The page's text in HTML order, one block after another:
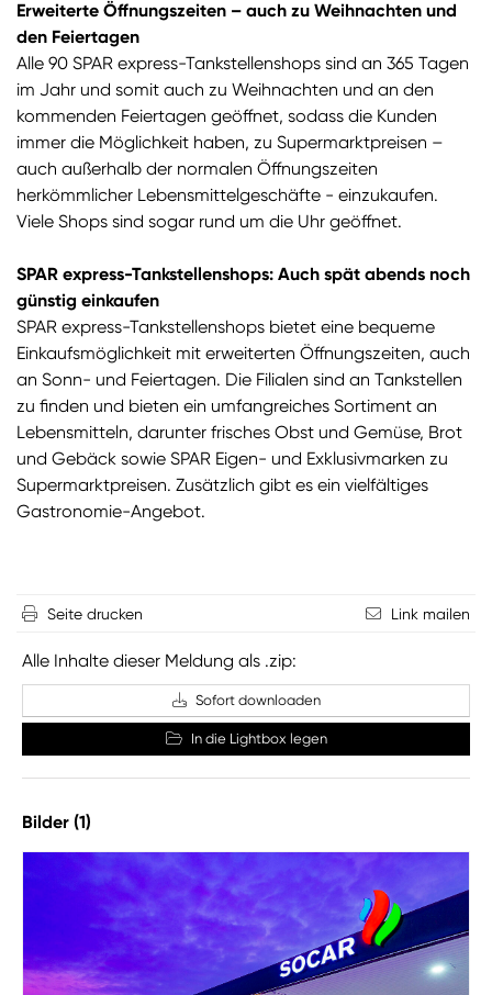
Erweiterte Öffnungszeiten – auch zu Weihnachten und
den Feiertagen
Alle 90 SPAR express-Tankstellenshops sind an 365 Tagen
im Jahr und somit auch zu Weihnachten und an den
kommenden Feiertagen geöffnet, sodass die Kunden
immer die Möglichkeit haben, zu Supermarktpreisen –
auch außerhalb der normalen Öffnungszeiten
herkömmlicher Lebensmittelgeschäfte - einzukaufen.
Viele Shops sind sogar rund um die Uhr geöffnet.
SPAR express-Tankstellenshops: Auch spät abends noch
günstig einkaufen
SPAR express-Tankstellenshops bietet eine bequeme
Einkaufsmöglichkeit mit erweiterten Öffnungszeiten, auch
an Sonn- und Feiertagen. Die Filialen sind an Tankstellen
zu finden und bieten ein umfangreiches Sortiment an
Lebensmitteln, darunter frisches Obst und Gemüse, Brot
und Gebäck sowie SPAR Eigen- und Exklusivmarken zu
Supermarktpreisen. Zusätzlich gibt es ein vielfältiges
Gastronomie-Angebot.
Seite drucken Link mailen
Alle Inhalte dieser Meldung als .zip:
Sofort downloaden
In die Lightbox legen
Bilder (1)